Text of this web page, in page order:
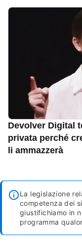
Devolver Digital
privata perché
li ammazzerà
La legislazione
competenza dei
giustifichiamo in
programma